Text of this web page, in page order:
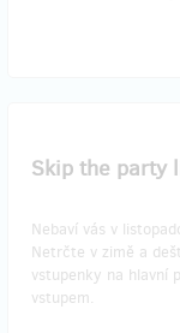
Skip the party
Nebaví vás v
Netrčte v zimě a
vstupenky na hlavní
vstupem.